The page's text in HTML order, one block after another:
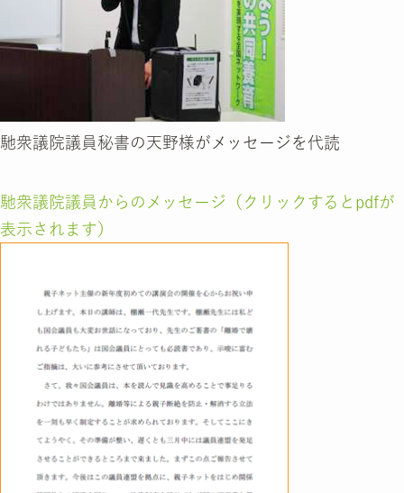
馳衆議院議員秘書の天野様がメッセージを代読
馳衆議院議員からのメッセージ（クリックするとpdfが
表示されます）